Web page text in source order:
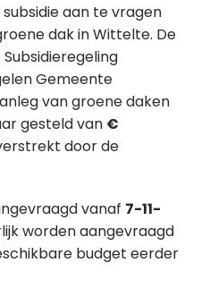
aan te vragen
dak in Wittelte. De
Gemeente
van groene daken
gesteld van €
door de
vanaf 7-11-
worden aangevraagd
budget eerder